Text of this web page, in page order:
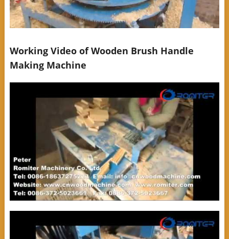
Working Video of Wooden Brush Handle
Making Machine